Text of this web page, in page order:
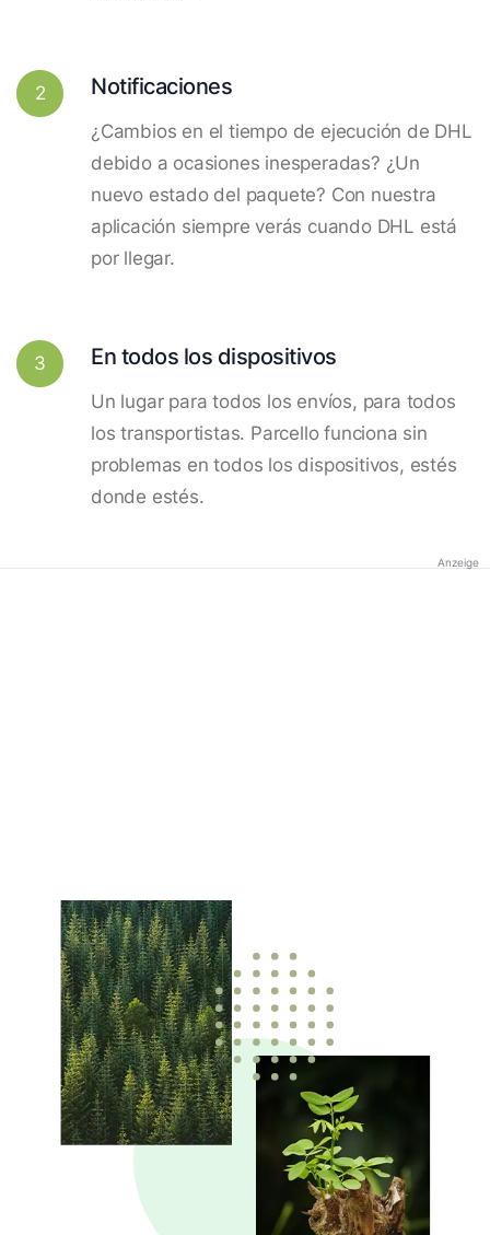
2 Notificaciones
¿Cambios en el tiempo de ejecución de DHL
debido a ocasiones inesperadas? ¿Un
nuevo estado del paquete? Con nuestra
aplicación siempre verás cuando DHL está
por llegar.
3 En todos los dispositivos
Un lugar para todos los envíos, para todos
los transportistas. Parcello funciona sin
problemas en todos los dispositivos, estés
donde estés.
Anzeige